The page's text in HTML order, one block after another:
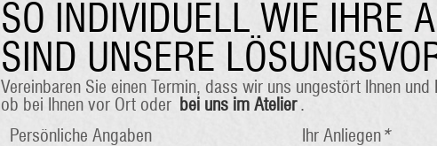
SO INDIVIDUELL WIE IHRE
SIND UNSERE
Vereinbaren Sie einen Termin, dass wir uns ungestört Ihnen
ob bei Ihnen vor Ort oder bei uns im Atelier .
Persönliche Angaben
Ihr Anliegen *